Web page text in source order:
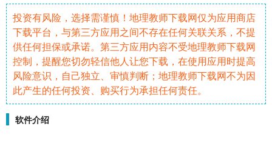
投资有风险，选择需谨慎！地理教师下载网仅为应用商店
下载平台，与第三方应用之间不存在任何关联关系，不提
供任何担保或承诺。第三方应用内容不受地理教师下载网
控制，提醒您切勿轻信他人让您下载，在使用应用时提高
风险意识，自己独立、审慎判断；地理教师下载网不为因
此产生的任何投资、购买行为承担任何责任。
软件介绍